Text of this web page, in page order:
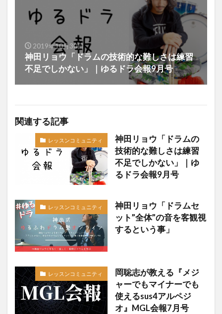
2019年10月30日
神田リョウ「ドラムの技術的な難しさは練習
不足でしかない」｜ゆるドラ会報9月号
関連する記事
レッスンコミュニティ
神田リョウ「ドラムの
技術的な難しさは練習
不足でしかない」｜ゆ
るドラ会報9月号
レッスンコミュニティ
神田リョウ「ドラムセ
ット”全体”の音を客観視
するという事」
レッスンコミュニティ
岡聡志が教える『メジ
ャーでもマイナーでも
使えるsus4アルペジ
オ』MGL会報7月号